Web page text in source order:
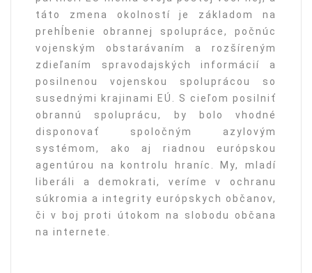
táto zmena okolností je základom na
prehĺbenie obrannej spolupráce, počnúc
vojenským obstarávaním a rozšíreným
zdieľaním spravodajských informácií a
posilnenou vojenskou spoluprácou so
susednými krajinami EÚ. S cieľom posilniť
obrannú spoluprácu, by bolo vhodné
disponovať spoločným azylovým
systémom, ako aj riadnou európskou
agentúrou na kontrolu hraníc. My, mladí
liberáli a demokrati, veríme v ochranu
súkromia a integrity európskych občanov,
či v boj proti útokom na slobodu občana
na internete.